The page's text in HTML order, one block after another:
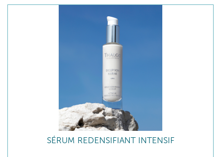
SÉRUM REDENSIFIANT INTENSIF